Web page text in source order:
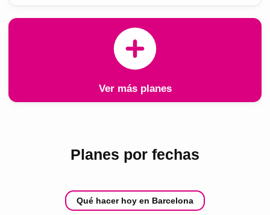
Ver más planes
Planes por fechas
Qué hacer hoy en Barcelona